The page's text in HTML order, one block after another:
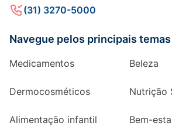
(31) 3270-5000
Navegue pelos principais temas
Medicamentos Beleza
Dermocosméticos Nutrição
Alimentação infantil Bem-